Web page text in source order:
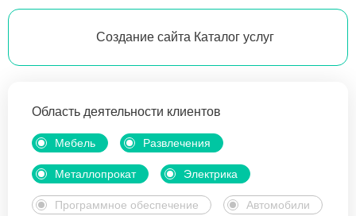
Создание сайта Каталог услуг
Область деятельности клиентов
Мебель Развлечения
Металлопрокат Электрика
Программное обеспечение Автомобили